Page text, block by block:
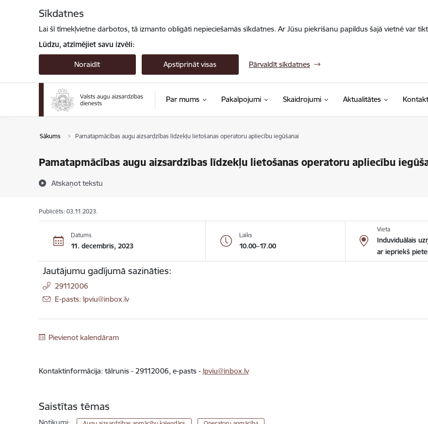
Sīkdatnes
Lai šī tīmekļvietne darbotos, tā izmanto obligāti nepieciešamās sīkdatnes. Ar Jūsu piekrišanu papildus šajā vietnē var
Lūdzu, atzīmējiet savu izvēli:
Noraidīt Apstiprināt visas Pārvaldīt sīkdatnes
Par mums Pakalpojumi Skaidrojumi Aktualitātes
Sākums Pamatapmācības augu aizsardzības līdzekļu lietošanas operatoru apliecību iegūšanai
Pamatapmācības augu aizsardzības līdzekļu lietošanas operatoru apliecību
Atskaņot tekstu
Publicēts: 03.11.2023.
Datums
11. decembris, 2023
Laiks
10.00–17.00
Vieta
Induviduālais
ar iepriekš
Jautājumu gadījumā sazināties:
29112006
E-pasts: lpviu@inbox.lv
Pievienot kalendāram
Kontaktinformācija: tālrunis - 29112006, e-pasts - lpviu@inbox.lv
Saistītas tēmas